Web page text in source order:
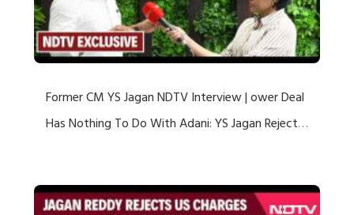
Former CM YS Jagan NDTV Interview | ower Deal
Has Nothing To Do With Adani: YS Jagan Rejects